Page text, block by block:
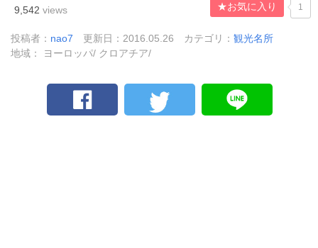
9,542 views ★お気に入り 1
投稿者： nao7 更新日：2016.05.26 カテゴリ： 観光名所
地域： ヨーロッパ/ クロアチア/